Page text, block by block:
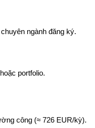
ngành đăng ký.
portfolio.
công (≈ 726 EUR/kỳ).